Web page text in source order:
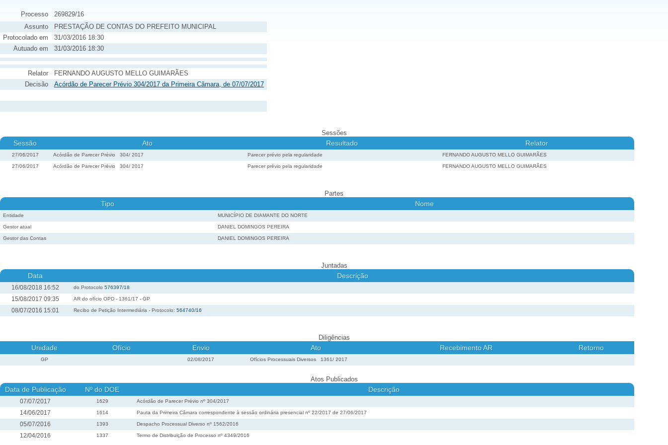
Processo
269829/16
Assunto
PRESTAÇÃO DE CONTAS DO PREFEITO MUNICIPAL
Protocolado em
31/03/2016 18:30
Autuado em
31/03/2016 18:30
Relator
FERNANDO AUGUSTO MELLO GUIMARÃES
Decisão
Acórdão de Parecer Prévio 304/2017 da Primeira Câmara, de 07/07/2017
Sessões
Sessão Ato Resultado Relator
27/06/2017 Acórdão de Parecer Prévio 304/ 2017 Parecer prévio pela regularidade FERNANDO AUGUSTO MELLO GUIMARÃES
27/06/2017 Acórdão de Parecer Prévio 304/ 2017 Parecer prévio pela regularidade FERNANDO AUGUSTO MELLO GUIMARÃES
Partes
Tipo Nome
Entidade MUNICÍPIO DE DIAMANTE DO NORTE
Gestor atual DANIEL DOMINGOS PEREIRA
Gestor das Contas DANIEL DOMINGOS PEREIRA
Juntadas
Data Descrição
16/08/2018 16:52 do Protocolo 576397/18
15/08/2017 09:35 AR do ofício OPD - 1361/17 - GP
08/07/2016 15:01 Recibo de Petição Intermediária - Protocolo: 564740/16
Diligências
Unidade Ofício Envio Ato Recebimento AR Retorno
GP 02/08/2017 Ofícios Processuais Diversos 1361/ 2017
Atos Publicados
Data de Publicação Nº do DOE Descrição
07/07/2017 1629 Acórdão de Parecer Prévio nº 304/2017
14/06/2017 1614 Pauta da Primeira Câmara correspondente à sessão ordinária presencial nº 22/2017 de 27/06/2017
05/07/2016 1393 Despacho Processual Diverso nº 1562/2016
12/04/2016 1337 Termo de Distribuição de Processo nº 4349/2016